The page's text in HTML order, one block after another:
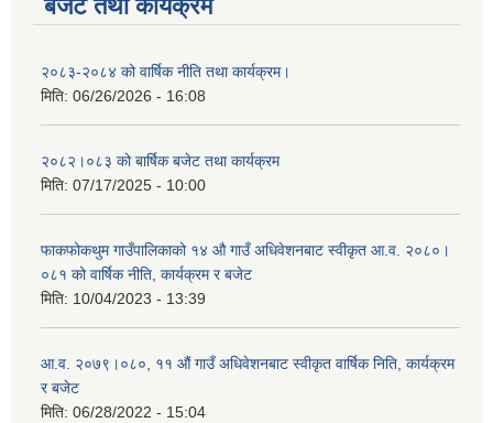
बजेट तथा कार्यक्रम
२०८३-२०८४ को वार्षिक नीति तथा कार्यक्रम।
मिति: 06/26/2026 - 16:08
२०८२।०८३ को बार्षिक बजेट तथा कार्यक्रम
मिति: 07/17/2025 - 10:00
फाकफोकथुम गाउँपालिकाको १४ औ गाउँ अधिवेशनबाट स्वीकृत आ.व. २०८०।
०८१ को वार्षिक नीति, कार्यक्रम र बजेट
मिति: 10/04/2023 - 13:39
आ.व. २०७९।०८०, ११ औं गाउँ अधिवेशनबाट स्वीकृत वार्षिक निति, कार्यक्रम
र बजेट
मिति: 06/28/2022 - 15:04